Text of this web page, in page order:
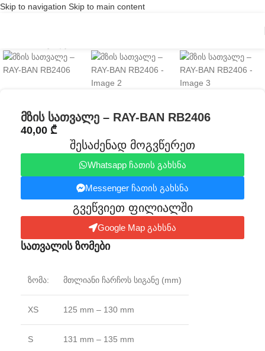
Skip to navigation Skip to main content
მზის სათვალე – RAY-BAN RB2406
40,00 ₾
შესაძენად მოგვწერეთ
Whatsapp ჩათის გახსნა
Messenger ჩათის გახსნა
გვეწვიეთ ფილიალში​
Google Map გახსნა
სათვალის ზომები
ზომა: მთლიანი ჩარჩოს სიგანე (mm)
XS 125 mm – 130 mm
S 131 mm – 135 mm